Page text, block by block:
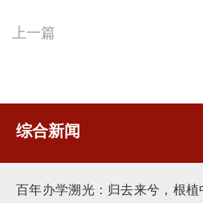
上一篇
综合新闻
百年办学溯光：归去来兮，根